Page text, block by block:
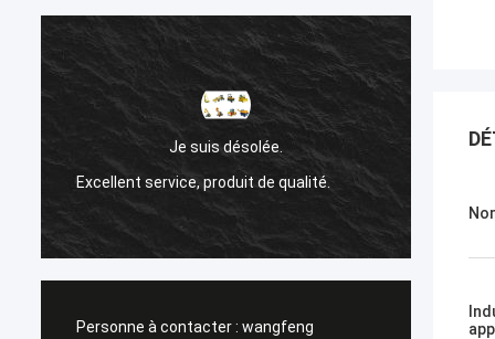
Sanok Nižehorodsky est une ville du nord
de la Russie.
Un service de gestion, une visite rapide.
Personne à contacter : wangfeng